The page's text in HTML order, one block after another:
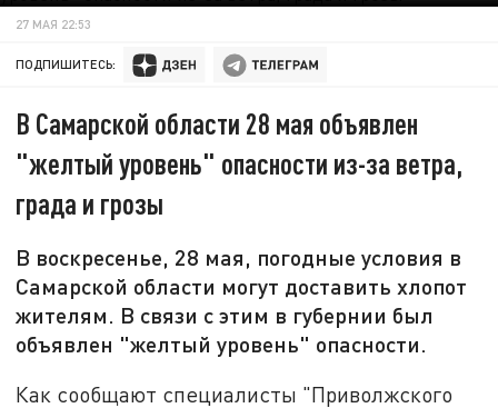
27 МАЯ 22:53
ПОДПИШИТЕСЬ:
В Самарской области 28 мая объявлен
"желтый уровень" опасности из-за ветра,
града и грозы
В воскресенье, 28 мая, погодные условия в
Самарской области могут доставить хлопот
жителям. В связи с этим в губернии был
объявлен "желтый уровень" опасности.
Как сообщают специалисты "Приволжского